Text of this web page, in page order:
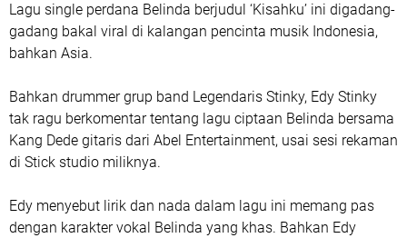
Lagu single perdana Belinda berjudul ‘Kisahku’ ini digadang-
gadang bakal viral di kalangan pencinta musik Indonesia,
bahkan Asia.
Bahkan drummer grup band Legendaris Stinky, Edy Stinky
tak ragu berkomentar tentang lagu ciptaan Belinda bersama
Kang Dede gitaris dari Abel Entertainment, usai sesi rekaman
di Stick studio miliknya.
Edy menyebut lirik dan nada dalam lagu ini memang pas
dengan karakter vokal Belinda yang khas. Bahkan Edy